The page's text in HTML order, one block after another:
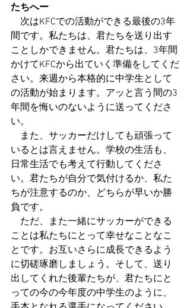
たちへー
次はKFCでの活動ができる最後の3年
間です。私たちは、君たちを送り出す
ことしかできません。君たちは、3年間
かけてKFCから出ていく準備をしてくだ
さい。来週から本格的に中学生として
の活動が始まります。アッと言う間の3
年間を悔いのないように送ってくださ
い。
また、サッカーだけしても頑張って
いるとは言えません。学校の生活も、
日常生活でも考えて行動してくださ
い。君たちが自分で気付けるか、私た
ちが注意するのか、どちらが早いか勝
負です。
ただ、また一緒にサッカーができる
ことは私たちにとって幸せなことなこ
とです。お互いさらに成長できるよう
に切磋琢磨しましょう。そして、送り
出してくれた後輩たちが、君たちにと
っての今の今年度の中学生のように、